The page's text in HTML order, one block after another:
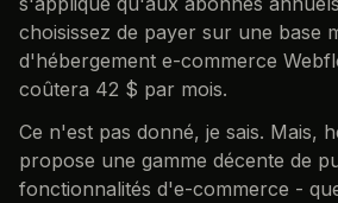
choisissez de payer sur une base
d'hébergement e-commerce
coûtera 42 $ par mois.
Ce n'est pas donné, je sais. Mais,
propose une gamme décente de
fonctionnalités d'e-commerce -